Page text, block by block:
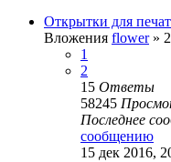
Открытки для
Вложения flower»
1
2
15 Ответы
58245
Последнее
сообщению
15 дек 2016,